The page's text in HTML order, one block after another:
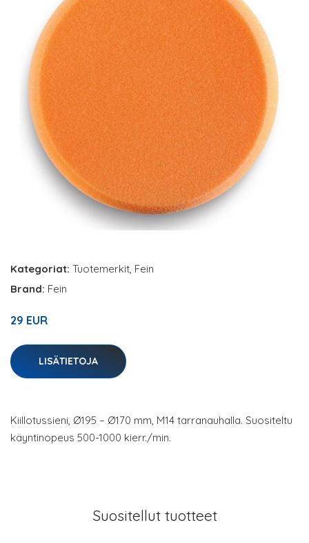
Kategoriat: Tuotemerkit, Fein
Brand: Fein
29 EUR
LISÄTIETOJA
Kiillotussieni, Ø195 – Ø170 mm, M14 tarranauhalla. Suositeltu
käyntinopeus 500-1000 kierr./min.
Suositellut tuotteet